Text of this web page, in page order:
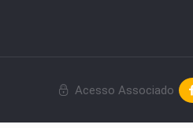
Acesso Associado